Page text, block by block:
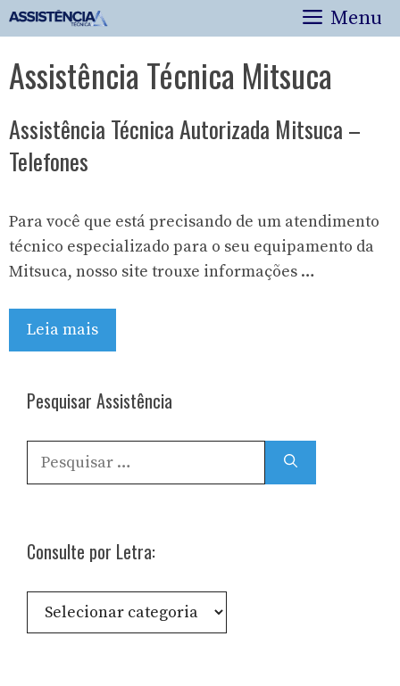
Pular
para
conteúdo
Menu
Assistência Técnica Mitsuca
Assistência Técnica Autorizada Mitsuca –
Telefones
Para você que está precisando de um atendimento
técnico especializado para o seu equipamento da
Mitsuca, nosso site trouxe informações …
Leia mais
Pesquisar Assistência
Pesquisar
por:
Consulte por Letra:
Consulte